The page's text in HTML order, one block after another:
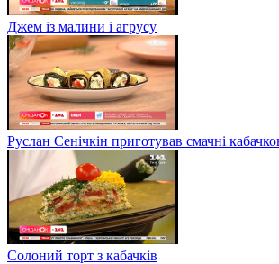
Джем із малини і агрусу
Руслан Сенічкін приготував смачні
Солоний торт з кабачків